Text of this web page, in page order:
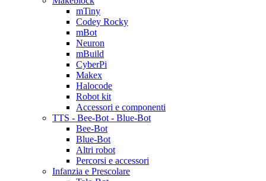
mTiny
Codey Rocky
mBot
Neuron
mBuild
CyberPi
Makex
Halocode
Robot kit
Accessori e componenti
TTS - Bee-Bot - Blue-Bot
Bee-Bot
Blue-Bot
Altri robot
Percorsi e accessori
Infanzia e Prescolare